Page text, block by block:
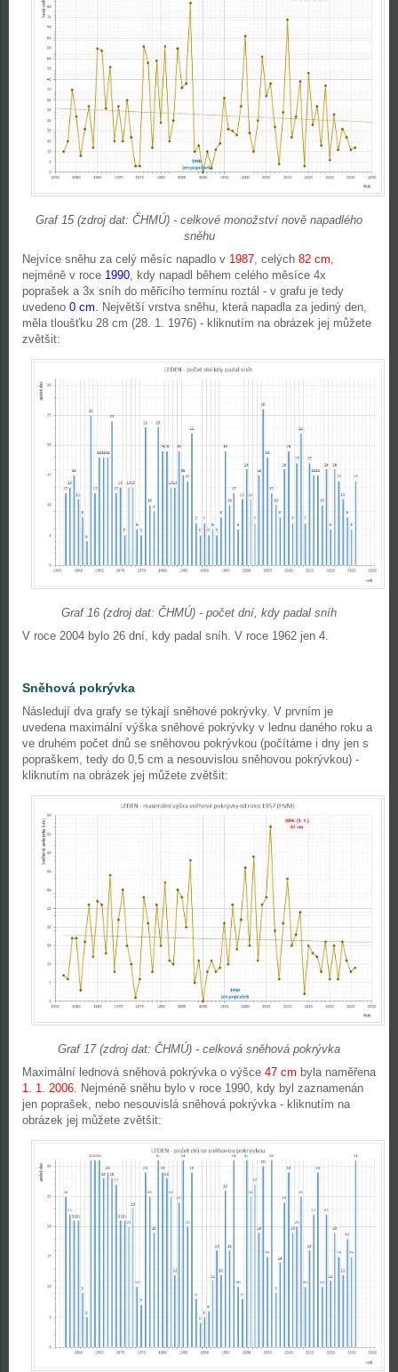
Graf 15 (zdroj dat: ČHMÚ) - celkové monožství nově napadlého
sněhu
Nejvíce sněhu za celý měsíc napadlo v 1987, celých 82 cm,
nejméně v roce 1990, kdy napadl během celého měsíce 4x
poprašek a 3x sníh do měřicího termínu roztál - v grafu je tedy
uvedeno 0 cm. Největší vrstva sněhu, která napadla za jediný den,
měla tloušťku 28 cm (28. 1. 1976) - kliknutím na obrázek jej můžete
zvětšit:
Graf 16 (zdroj dat: ČHMÚ) - počet dní, kdy padal sníh
V roce 2004 bylo 26 dní, kdy padal sníh. V roce 1962 jen 4.
Sněhová pokrývka
Následují dva grafy se týkají sněhové pokrývky. V prvním je
uvedena maximální výška sněhové pokrývky v lednu daného roku a
ve druhém počet dnů se sněhovou pokrývkou (počítáme i dny jen s
popraškem, tedy do 0,5 cm a nesouvislou sněhovou pokrývkou) -
kliknutím na obrázek jej můžete zvětšit:
Graf 17 (zdroj dat: ČHMÚ) - celková sněhová pokrývka
Maximální lednová sněhová pokrývka o výšce 47 cm byla naměřena
1. 1. 2006. Nejméně sněhu bylo v roce 1990, kdy byl zaznamenán
jen poprašek, nebo nesouvislá sněhová pokrývka - kliknutím na
obrázek jej můžete zvětšit: